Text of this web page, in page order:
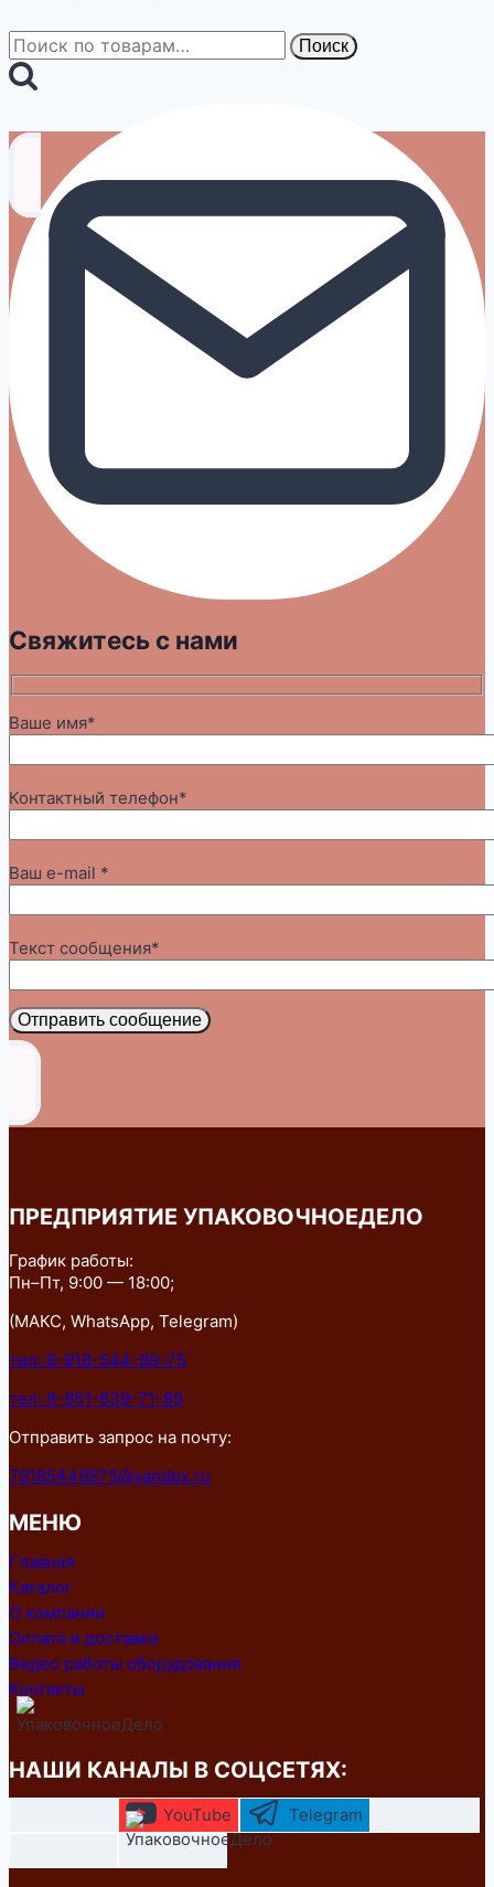
Искать: Поиск
Свяжитесь с нами
Ваше имя*
Контактный телефон*
Ваш e-mail *
Текст сообщения*
Отправить сообщение
ПРЕДПРИЯТИЕ УПАКОВОЧНОЕДЕЛО
График работы:
Пн–Пт, 9:00 — 18:00;
(МАКС, WhatsApp, Telegram)
тел: 8-918-544-99-75
тел: 8-951-839-71-89
Отправить запрос на почту:
79185449975@yandex.ru
МЕНЮ
Главная
Каталог
О компании
Оплата и доставка
Видео работы оборудования
Контакты
НАШИ КАНАЛЫ В СОЦСЕТЯХ:
YouTube Telegram